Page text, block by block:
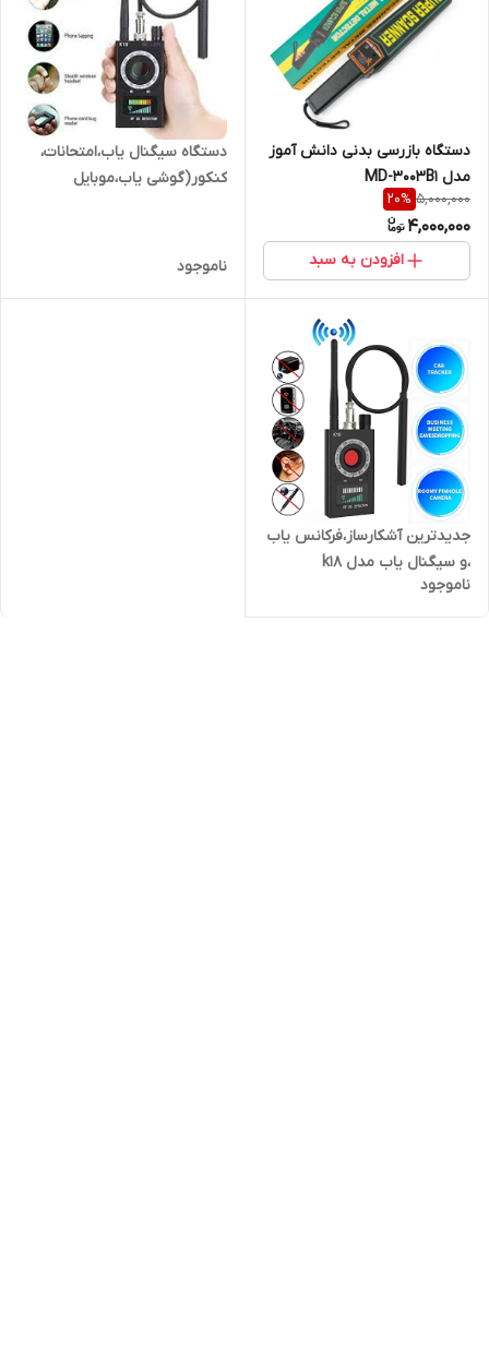
دستگاه بازرسی بدنی دانش آموز
مدل MD-3003B1
5,000,000
20%
4,000,000
افزودن به سبد
دستگاه سیگنال یاب،امتحانات،
کنکور(گوشی یاب،موبایل
ناموجود
جدیدترین آشکارساز،فرکانس یاب
،و سیگنال یاب مدل k18
،امتحانات، کنکور(فروشگاه
فرهنگیان)
ناموجود